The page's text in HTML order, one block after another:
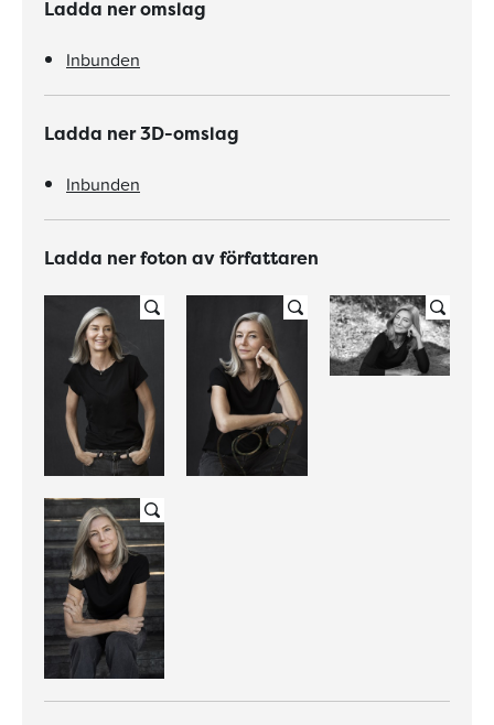
Ladda ner omslag
Inbunden
Ladda ner 3D-omslag
Inbunden
Ladda ner foton av författaren